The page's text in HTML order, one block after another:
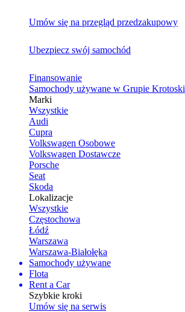
Umów się na przegląd przedzakupowy
Ubezpiecz swój samochód
Finansowanie
Samochody używane w Grupie Krotoski
Marki
Wszystkie
Audi
Cupra
Volkswagen Osobowe
Volkswagen Dostawcze
Porsche
Seat
Skoda
Lokalizacje
Wszystkie
Częstochowa
Łódź
Warszawa
Warszawa-Białołęka
Samochody używane
Flota
Rent a Car
Szybkie kroki
Umów się na serwis